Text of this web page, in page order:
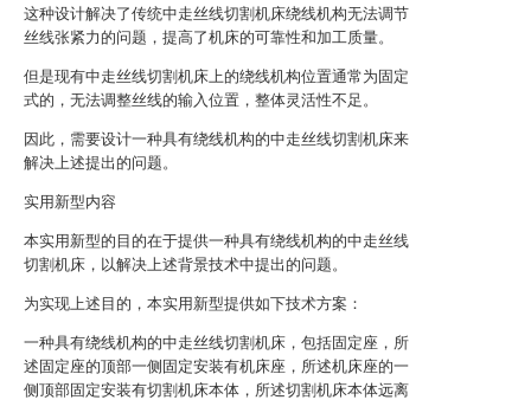
这种设计解决了传统中走丝线切割机床绕线机构无法调节
丝线张紧力的问题，提高了机床的可靠性和加工质量。
但是现有中走丝线切割机床上的绕线机构位置通常为固定
式的，无法调整丝线的输入位置，整体灵活性不足。
因此，需要设计一种具有绕线机构的中走丝线切割机床来
解决上述提出的问题。
实用新型内容
本实用新型的目的在于提供一种具有绕线机构的中走丝线
切割机床，以解决上述背景技术中提出的问题。
为实现上述目的，本实用新型提供如下技术方案：
一种具有绕线机构的中走丝线切割机床，包括固定座，所
述固定座的顶部一侧固定安装有机床座，所述机床座的一
侧顶部固定安装有切割机床本体，所述切割机床本体远离